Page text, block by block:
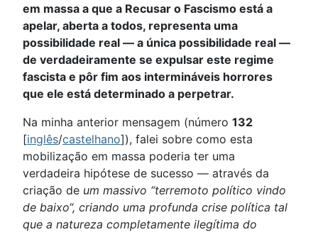
em massa a que a Recusar o Fascismo está a
apelar, aberta a todos, representa uma
possibilidade real — a única possibilidade real —
de verdadeiramente se expulsar este regime
fascista e pôr fim aos intermináveis horrores
que ele está determinado a perpetrar.
Na minha anterior mensagem (número 132
[inglês/castelhano]), falei sobre como esta
mobilização em massa poderia ter uma
verdadeira hipótese de sucesso — através da
criação de um massivo “terremoto político vindo
de baixo“, criando uma profunda crise política tal
que a natureza completamente ilegítima do